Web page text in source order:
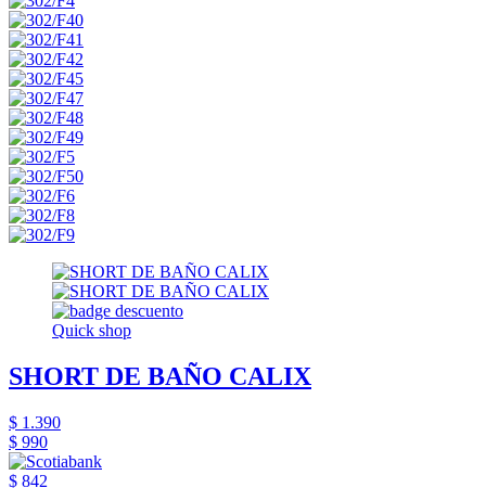
Quick shop
SHORT DE BAÑO CALIX
$ 1.390
$ 990
$ 842